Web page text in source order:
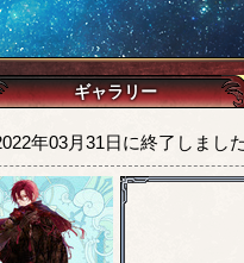
ギャラリー
年03月31日に終了しまし